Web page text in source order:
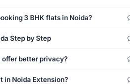
3 BHK flats in Noida?
Step by Step
offer better privacy?
in Noida Extension?